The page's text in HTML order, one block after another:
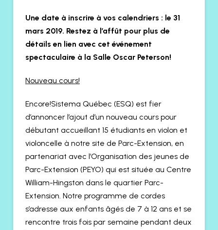
Une date à inscrire à vos calendriers : le 31
mars 2019. Restez à l’affût pour plus de
détails en lien avec cet événement
spectaculaire à la Salle Oscar Peterson!
Nouveau cours!
Encore!Sistema Québec (ESQ) est fier
d’annoncer l’ajout d’un nouveau cours pour
débutant accueillant 15 étudiants en violon et
violoncelle à notre site de Parc-Extension, en
partenariat avec l’Organisation des jeunes de
Parc-Extension (PEYO) qui est située au Centre
William-Hingston dans le quartier Parc-
Extension. Notre programme de cordes
s’adresse aux enfants âgés de 7 à 12 ans et se
rencontre trois fois par semaine pendant deux